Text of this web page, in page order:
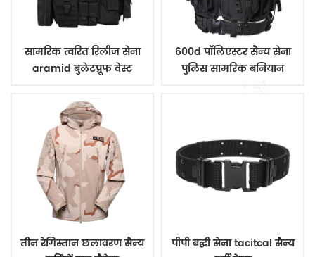
सामरिक त्वरित रिलीज सेना
aramid बुलेटप्रूफ वेस्ट
600d पॉलिएस्टर सैन्य सेना
पुलिस सामरिक बनियान
तीन रेगिस्तान छलावरण सैन्य
पीपी बद्धी सेना tacitcal सैन्य